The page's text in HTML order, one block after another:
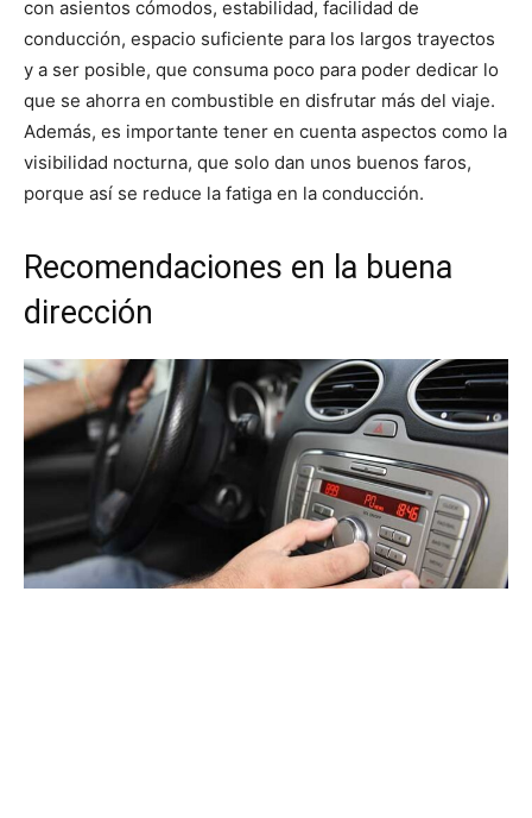
con asientos cómodos, estabilidad, facilidad de
conducción, espacio suficiente para los largos trayectos
y a ser posible, que consuma poco para poder dedicar lo
que se ahorra en combustible en disfrutar más del viaje.
Además, es importante tener en cuenta aspectos como la
visibilidad nocturna, que solo dan unos buenos faros,
porque así se reduce la fatiga en la conducción.
Recomendaciones en la buena
dirección